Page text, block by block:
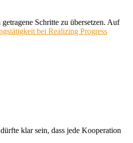
Schritte zu übersetzen. Auf
bei Realizing Progress
klar sein, dass jede Kooperation